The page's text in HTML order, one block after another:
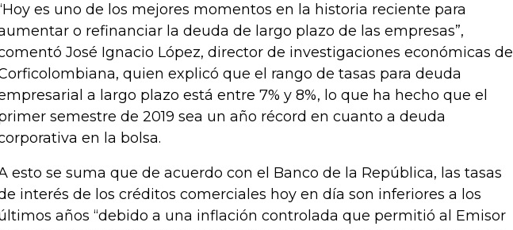
es uno de los mejores momentos en la historia reciente para
o refinanciar la deuda de largo plazo de las empresas”,
José Ignacio López, director de investigaciones económicas de
quien explicó que el rango de tasas para deuda
a largo plazo está entre 7% y 8%, lo que ha hecho que el
semestre de 2019 sea un año récord en cuanto a deuda
en la bolsa.
esto se suma que de acuerdo con el Banco de la República, las tasas
interés de los créditos comerciales hoy en día son inferiores a los
años “debido a una inflación controlada que permitió al Emisor